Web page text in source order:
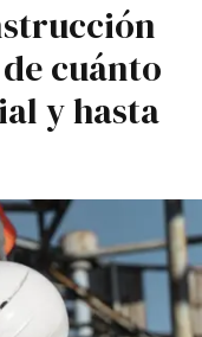
cuánto
y hasta